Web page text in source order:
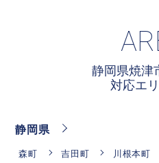
静岡県焼津
対応エ
静岡県
森町 吉田町 川根本町